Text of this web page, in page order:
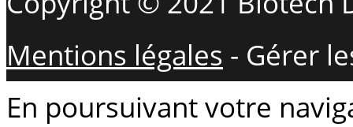
Mentions légales - Gérer
En poursuivant votre